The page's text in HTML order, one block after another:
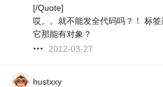
[/Quote]
哎。。就不能发全代码吗？！ 标
它那能有对象？
2012-03-27
hustxxy